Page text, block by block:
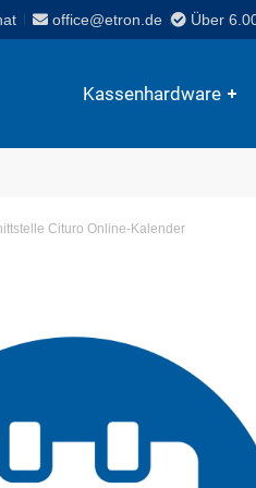
office@etron.de Über
Kassenhardware
Cituro Online-Kalender